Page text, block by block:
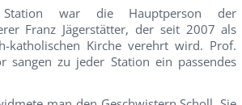
war die Hauptperson der
Franz Jägerstätter, der seit 2007 als
katholischen Kirche verehrt wird. Prof.
sangen zu jeder Station ein passendes